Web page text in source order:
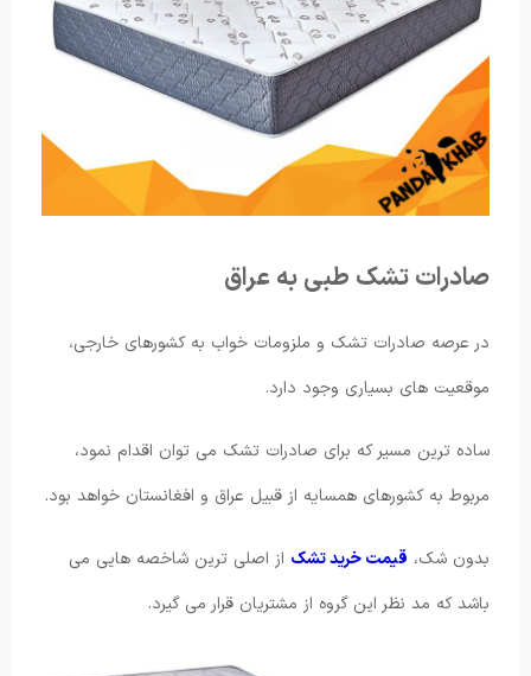
صادرات تشک طبی به عراق
در عرصه صادرات تشک و ملزومات خواب به کشورهای خارجی،
موقعیت های بسیاری وجود دارد.
ساده ترین مسیر که برای صادرات تشک می توان اقدام نمود،
مربوط به کشورهای همسایه از قبیل عراق و افغانستان خواهد بود.
بدون شک، قیمت خرید تشک از اصلی ترین شاخصه هایی می
باشد که مد نظر این گروه از مشتریان قرار می گیرد.